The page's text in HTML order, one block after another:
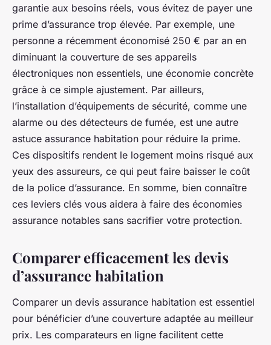
garantie aux besoins réels, vous évitez de payer une
prime d’assurance trop élevée. Par exemple, une
personne a récemment économisé 250 € par an en
diminuant la couverture de ses appareils
électroniques non essentiels, une économie concrète
grâce à ce simple ajustement. Par ailleurs,
l’installation d’équipements de sécurité, comme une
alarme ou des détecteurs de fumée, est une autre
astuce assurance habitation pour réduire la prime.
Ces dispositifs rendent le logement moins risqué aux
yeux des assureurs, ce qui peut faire baisser le coût
de la police d’assurance. En somme, bien connaître
ces leviers clés vous aidera à faire des économies
assurance notables sans sacrifier votre protection.
Comparer efficacement les devis
d’assurance habitation
Comparer un devis assurance habitation est essentiel
pour bénéficier d’une couverture adaptée au meilleur
prix. Les comparateurs en ligne facilitent cette